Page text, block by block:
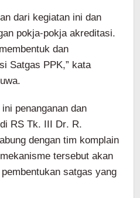
dari kegiatan ini dan
pokja-pokja akreditasi.
dan
Satgas PPK,” kata
penanganan dan
RS Tk. III Dr. R.
dengan tim komplain
tersebut akan
satgas yang